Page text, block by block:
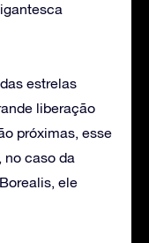
estrelas
liberação
próximas, esse
no caso da
ele